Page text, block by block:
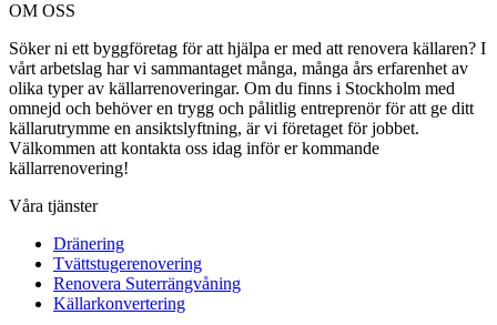
OM OSS
Söker ni ett byggföretag för att hjälpa er med att renovera källaren? I
vårt arbetslag har vi sammantaget många, många års erfarenhet av
olika typer av källarrenoveringar. Om du finns i Stockholm med
omnejd och behöver en trygg och pålitlig entreprenör för att ge ditt
källarutrymme en ansiktslyftning, är vi företaget för jobbet.
Välkommen att kontakta oss idag inför er kommande
källarrenovering!
Våra tjänster
Dränering
Tvättstugerenovering
Renovera Suterrängvåning
Källarkonvertering